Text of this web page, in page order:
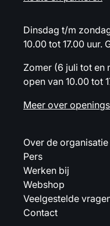
Dinsdag t/m
10.00 tot 17.00 uur.
Zomer (6 juli tot en
open van 10.00 tot
Meer over
Over de organisatie
Pers
Werken bij
Webshop
Veelgestelde
Contact